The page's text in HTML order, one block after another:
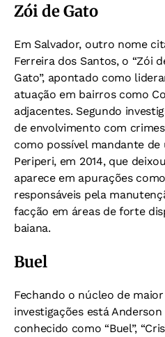
Zói de Gato
Em Salvador, outro nome
Ferreira dos Santos, o “Zói
Gato”, apontado como
atuação em bairros como
adjacentes. Segundo
de envolvimento com
como possível mandante
Periperi, em 2014, que
aparece em apurações
responsáveis pela
facção em áreas de forte
baiana.
Buel
Fechando o núcleo de
investigações está Anderson
conhecido como “Buel”,